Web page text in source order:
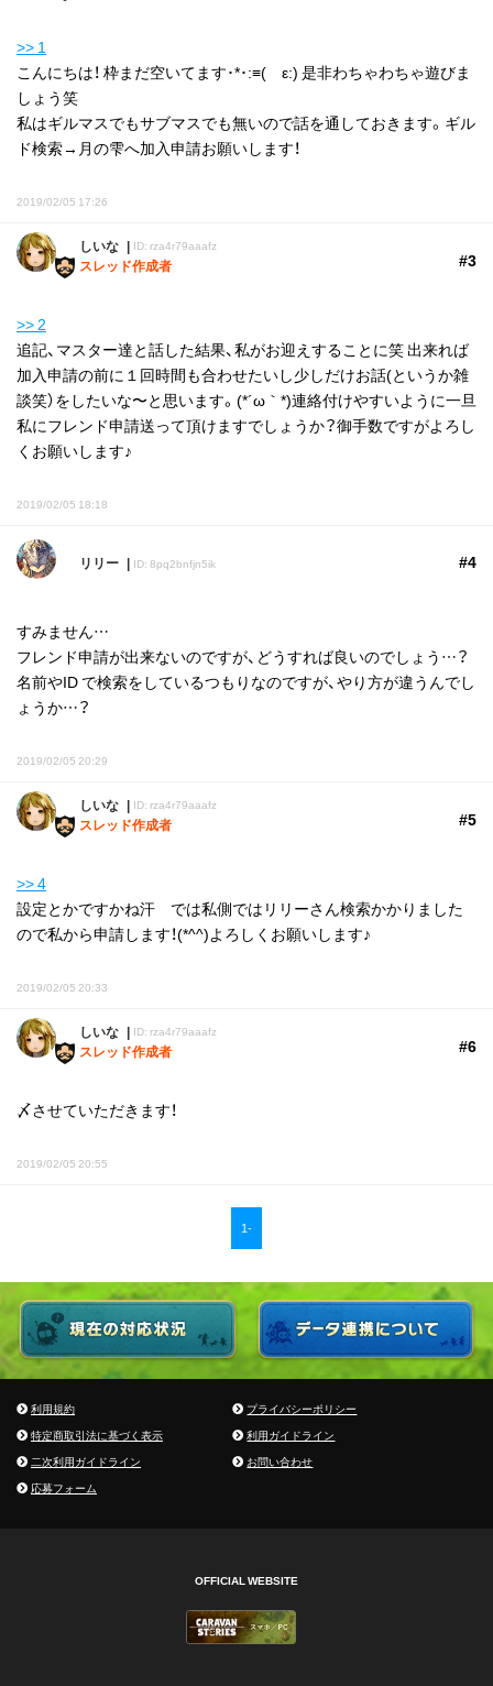
>> 1
こんにちは！ 枠まだ空いてます･*･:≡( ε:) 是非わちゃわちゃ遊びま
しょう笑
私はギルマスでもサブマスでも無いので話を通しておきます。ギル
ド検索→月の雫へ加入申請お願いします！
2019/02/05 17:26
しいな ID: rza4r79aaafz
スレッド作成者 #3
>> 2
追記、マスター達と話した結果、私がお迎えすることに笑 出来れば
加入申請の前に１回時間も合わせたいし少しだけお話(というか雑
談笑）をしたいな〜と思います。(*´ω｀*)連絡付けやすいように一旦
私にフレンド申請送って頂けますでしょうか？御手数ですがよろし
くお願いします♪
2019/02/05 18:18
リリー ID: 8pq2bnfjn5ik #4
すみません…
フレンド申請が出来ないのですが、どうすれば良いのでしょう…？
名前やID で検索をしているつもりなのですが、やり方が違うんでし
ょうか…？
2019/02/05 20:29
しいな ID: rza4r79aaafz
スレッド作成者 #5
>> 4
設定とかですかね汗 では私側ではリリーさん検索かかりました
ので私から申請します！(*^^)よろしくお願いします♪
2019/02/05 20:33
しいな ID: rza4r79aaafz
スレッド作成者 #6
〆させていただきます！
2019/02/05 20:55
1-
利用規約
プライバシーポリシー
特定商取引法に基づく表示
利用ガイドライン
二次利用ガイドライン
お問い合わせ
応募フォーム
OFFICIAL WEBSITE